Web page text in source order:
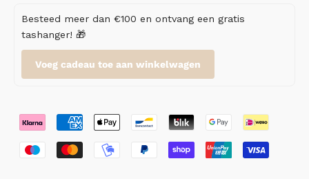
Besteed meer dan €100 en ontvang een gratis
tashanger! 🎁
Voeg cadeau toe aan winkelwagen